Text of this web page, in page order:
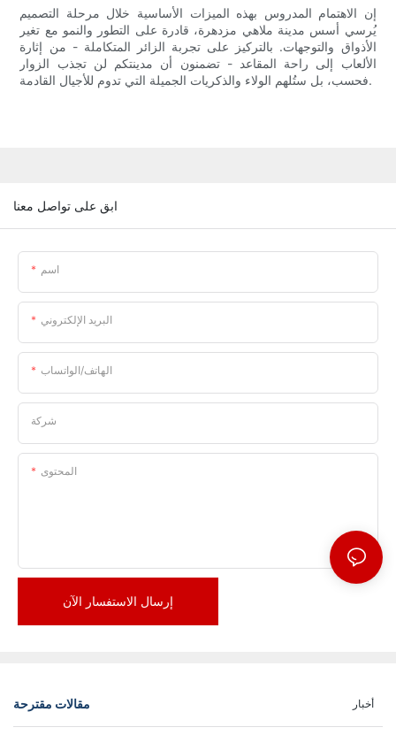
إن الاهتمام المدروس بهذه الميزات الأساسية خلال مرحلة التصميم
يُرسي أسس مدينة ملاهي مزدهرة، قادرة على التطور والنمو مع تغير
الأذواق والتوجهات. بالتركيز على تجربة الزائر المتكاملة - من إثارة
الألعاب إلى راحة المقاعد - تضمنون أن مدينتكم لن تجذب الزوار
فحسب، بل ستُلهم الولاء والذكريات الجميلة التي تدوم للأجيال القادمة.
ابق على تواصل معنا
اسم
البريد الإلكتروني
الهاتف/الواتساب
شركة
المحتوى
إرسال الاستفسار الآن
مقالات مقترحة أخبار